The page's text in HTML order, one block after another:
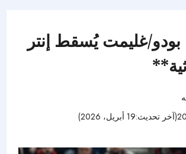
غليمت يُسقط إنتر